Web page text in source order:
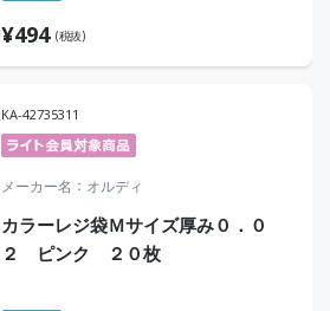
¥494 (税抜)
KA-42735311
メーカー名 オルディ
カラーレジ袋Ｍサイズ厚み０．０
２ ピンク ２０枚